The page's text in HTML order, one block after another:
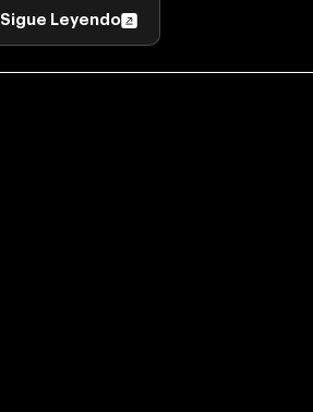
Sigue Leyendo